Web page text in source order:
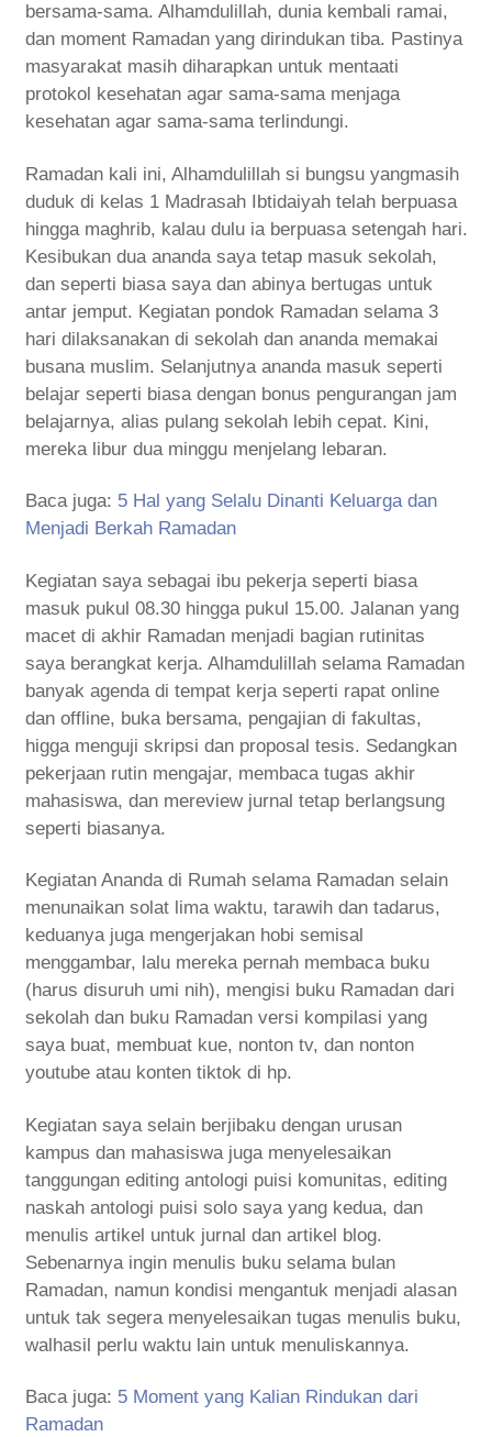
bersama-sama. Alhamdulillah, dunia kembali ramai,
dan moment Ramadan yang dirindukan tiba. Pastinya
masyarakat masih diharapkan untuk mentaati
protokol kesehatan agar sama-sama menjaga
kesehatan agar sama-sama terlindungi.
Ramadan kali ini, Alhamdulillah si bungsu yangmasih
duduk di kelas 1 Madrasah Ibtidaiyah telah berpuasa
hingga maghrib, kalau dulu ia berpuasa setengah hari.
Kesibukan dua ananda saya tetap masuk sekolah,
dan seperti biasa saya dan abinya bertugas untuk
antar jemput. Kegiatan pondok Ramadan selama 3
hari dilaksanakan di sekolah dan ananda memakai
busana muslim. Selanjutnya ananda masuk seperti
belajar seperti biasa dengan bonus pengurangan jam
belajarnya, alias pulang sekolah lebih cepat. Kini,
mereka libur dua minggu menjelang lebaran.
Baca juga: 5 Hal yang Selalu Dinanti Keluarga dan
Menjadi Berkah Ramadan
Kegiatan saya sebagai ibu pekerja seperti biasa
masuk pukul 08.30 hingga pukul 15.00. Jalanan yang
macet di akhir Ramadan menjadi bagian rutinitas
saya berangkat kerja. Alhamdulillah selama Ramadan
banyak agenda di tempat kerja seperti rapat online
dan offline, buka bersama, pengajian di fakultas,
higga menguji skripsi dan proposal tesis. Sedangkan
pekerjaan rutin mengajar, membaca tugas akhir
mahasiswa, dan mereview jurnal tetap berlangsung
seperti biasanya.
Kegiatan Ananda di Rumah selama Ramadan selain
menunaikan solat lima waktu, tarawih dan tadarus,
keduanya juga mengerjakan hobi semisal
menggambar, lalu mereka pernah membaca buku
(harus disuruh umi nih), mengisi buku Ramadan dari
sekolah dan buku Ramadan versi kompilasi yang
saya buat, membuat kue, nonton tv, dan nonton
youtube atau konten tiktok di hp.
Kegiatan saya selain berjibaku dengan urusan
kampus dan mahasiswa juga menyelesaikan
tanggungan editing antologi puisi komunitas, editing
naskah antologi puisi solo saya yang kedua, dan
menulis artikel untuk jurnal dan artikel blog.
Sebenarnya ingin menulis buku selama bulan
Ramadan, namun kondisi mengantuk menjadi alasan
untuk tak segera menyelesaikan tugas menulis buku,
walhasil perlu waktu lain untuk menuliskannya.
Baca juga: 5 Moment yang Kalian Rindukan dari
Ramadan